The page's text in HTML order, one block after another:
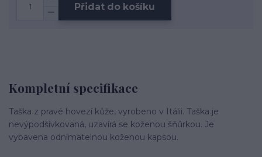
Přidat do košíku
Kompletní specifikace
Taška z pravé hovezí kůže, vyrobeno v Itálii. Taška je
nevýpodšívkovaná, uzavírá se koženou šňůrkou. Je
vybavena odnímatelnou koženou kapsou.